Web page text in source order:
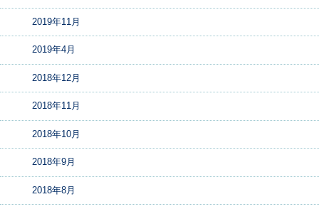
2019年11月
2019年4月
2018年12月
2018年11月
2018年10月
2018年9月
2018年8月